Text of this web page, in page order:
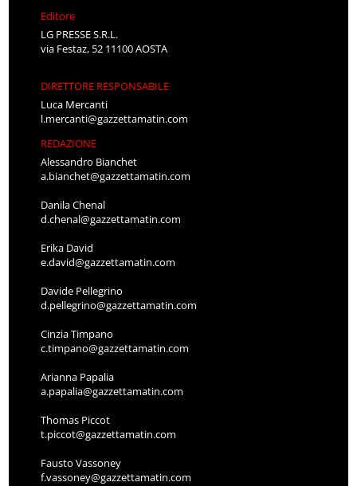
Editore
LG PRESSE S.R.L.
via Festaz, 52 11100 AOSTA
DIRETTORE RESPONSABILE
Luca Mercanti
l.mercanti@gazzettamatin.com
REDAZIONE
Alessandro Bianchet
a.bianchet@gazzettamatin.com
Danila Chenal
d.chenal@gazzettamatin.com
Erika David
e.david@gazzettamatin.com
Davide Pellegrino
d.pellegrino@gazzettamatin.com
Cinzia Timpano
c.timpano@gazzettamatin.com
Arianna Papalia
a.papalia@gazzettamatin.com
Thomas Piccot
t.piccot@gazzettamatin.com
Fausto Vassoney
f.vassoney@gazzettamatin.com